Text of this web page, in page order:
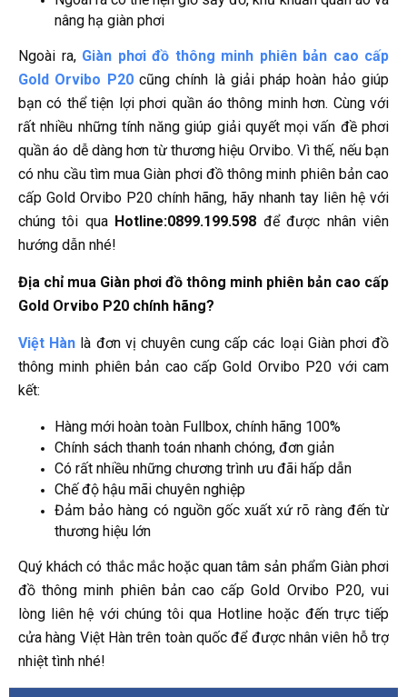
nâng hạ giàn phơi
Ngoài ra, Giàn phơi đồ thông minh phiên bản cao cấp
Gold Orvibo P20cũng chính là giải pháp hoàn hảo giúp
bạn có thể tiện lợi phơi quần áo thông minh hơn. Cùng với
rất nhiều những tính năng giúp giải quyết mọi vấn đề phơi
quần áo dễ dàng hơn từ thương hiệu Orvibo. Vì thế, nếu bạn
có nhu cầu tìm mua Giàn phơi đồ thông minh phiên bản cao
cấp Gold Orvibo P20 chính hãng, hãy nhanh tay liên hệ với
chúng tôi qua Hotline:0899.199.598 để được nhân viên
hướng dẫn nhé!
Địa chỉ mua Giàn phơi đồ thông minh phiên bản cao cấp
Gold Orvibo P20 chính hãng?
Việt Hàn là đơn vị chuyên cung cấp các loại Giàn phơi đồ
thông minh phiên bản cao cấp Gold Orvibo P20 với cam
kết:
Hàng mới hoàn toàn Fullbox, chính hãng 100%
Chính sách thanh toán nhanh chóng, đơn giản
Có rất nhiều những chương trình ưu đãi hấp dẫn
Chế độ hậu mãi chuyên nghiệp
Đảm bảo hàng có nguồn gốc xuất xứ rõ ràng đến từ
thương hiệu lớn
Quý khách có thắc mắc hoặc quan tâm sản phẩm Giàn phơi
đồ thông minh phiên bản cao cấp Gold Orvibo P20, vui
lòng liên hệ với chúng tôi qua Hotline hoặc đến trực tiếp
cửa hàng Việt Hàn trên toàn quốc để được nhân viên hỗ trợ
nhiệt tình nhé!